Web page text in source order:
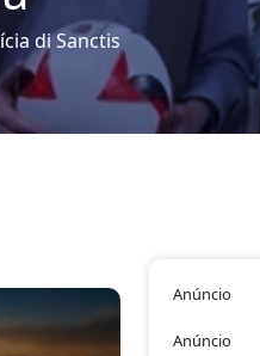
di Sanctis
Anúncio
Anúncio